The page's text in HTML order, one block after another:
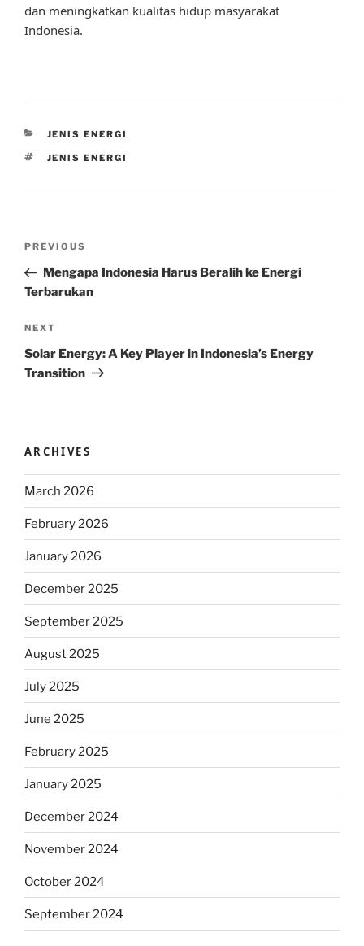
dan meningkatkan kualitas hidup masyarakat
Indonesia.
CATEGORIES
JENIS ENERGI
TAGS
JENIS ENERGI
Previous
Post
PREVIOUS
Mengapa Indonesia Harus Beralih ke Energi
Terbarukan
Next
Post
NEXT
Solar Energy: A Key Player in Indonesia’s Energy
Transition
ARCHIVES
March 2026
February 2026
January 2026
December 2025
September 2025
August 2025
July 2025
June 2025
February 2025
January 2025
December 2024
November 2024
October 2024
September 2024